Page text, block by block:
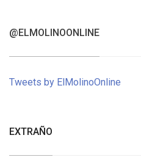
@ELMOLINOONLINE
Tweets by ElMolinoOnline
EXTRAÑO